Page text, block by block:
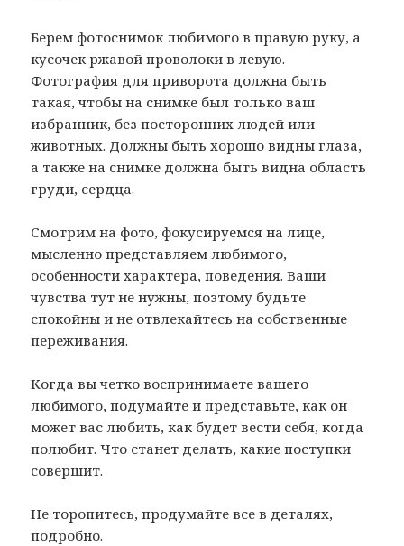
Берем фотоснимок любимого в правую руку, а
кусочек ржавой проволоки в левую.
Фотография для приворота должна быть
такая, чтобы на снимке был только ваш
избранник, без посторонних людей или
животных. Должны быть хорошо видны глаза,
а также на снимке должна быть видна область
груди, сердца.
Смотрим на фото, фокусируемся на лице,
мысленно представляем любимого,
особенности характера, поведения. Ваши
чувства тут не нужны, поэтому будьте
спокойны и не отвлекайтесь на собственные
переживания.
Когда вы четко воспринимаете вашего
любимого, подумайте и представьте, как он
может вас любить, как будет вести себя, когда
полюбит. Что станет делать, какие поступки
совершит.
Не торопитесь, продумайте все в деталях,
подробно.